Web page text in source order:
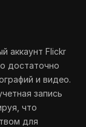
аккаунт Flickr
достаточно
и видео.
запись
что
для